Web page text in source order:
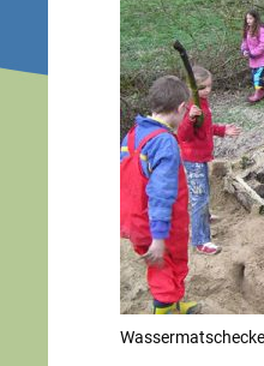
Wassermatschecke